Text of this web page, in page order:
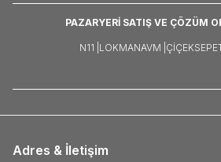
PAZARYERİ SATIŞ VE ÇÖZÜM
N11 | LOKMANAVM |
Adres & İletişim